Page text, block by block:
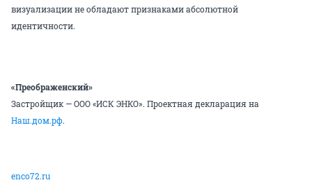
визуализации не обладают признаками абсолютной
идентичности.
«Преображенский»
Застройщик — ООО «ИСК ЭНКО». Проектная декларация на
Наш.дом.рф.
enco72.ru